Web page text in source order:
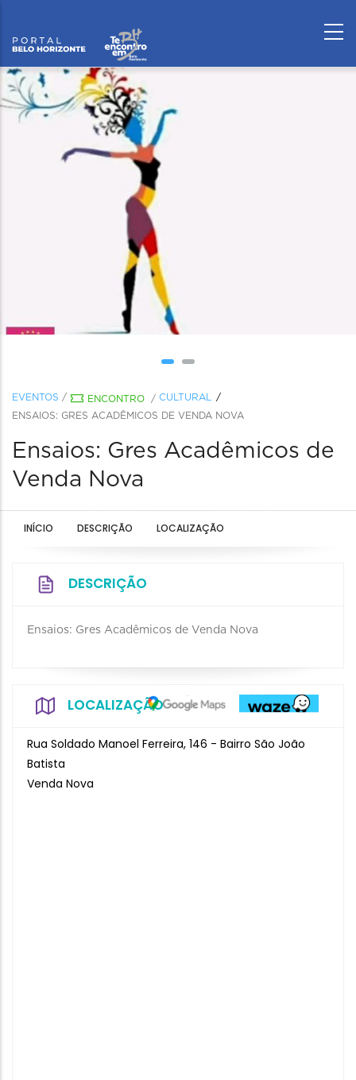
EVENTOS / ENCONTRO / CULTURAL
ENSAIOS: GRES ACADÊMICOS DE VENDA NOVA
Ensaios: Gres Acadêmicos de
Venda Nova
INÍCIO DESCRIÇÃO LOCALIZAÇÃO
DESCRIÇÃO
Ensaios: Gres Acadêmicos de Venda Nova
LOCALIZAÇÃO
Rua Soldado Manoel Ferreira, 146 - Bairro São João
Batista
Venda Nova